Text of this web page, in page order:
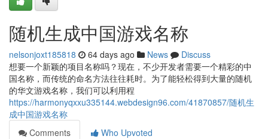
随机生成中国游戏名称
nelsonjoxt185818 64 days ago News
Discuss
想要一个新颖的项目名称吗？现在，不少开发者需要一个精彩的中
国名称，而传统的命名方法往往耗时。为了能轻松得到大量的随机
的华文游戏名称，我们可以利用程
https://harmonyqxxu335144.webdesign96.com/41870857/随机生
成中国游戏名称
Comments
Who Upvoted